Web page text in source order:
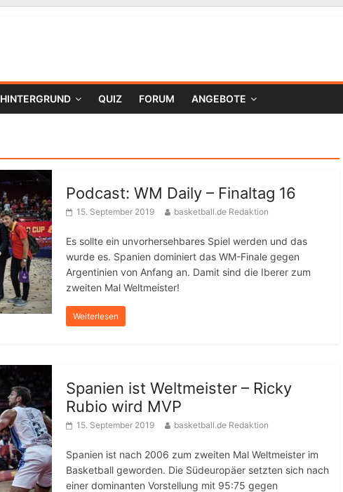
HINTERGRUND QUIZ FORUM ANGEBOTE
Podcast: WM Daily – Finaltag 16
15. September 2019 basketball.de Redaktion
Es sollte ein unvorhersehbares Spiel werden und das
wurde es. Spanien dominiert das WM-Finale gegen
Argentinien von Anfang an. Damit sind die Iberer zum
zweiten Mal Weltmeister!
Weiterlesen
Spanien ist Weltmeister – Ricky
Rubio wird MVP
15. September 2019 basketball.de Redaktion
Spanien ist nach 2006 zum zweiten Mal Weltmeister im
Basketball geworden. Die Südeuropäer setzten sich nach
einer dominanten Vorstellung mit 95:75 gegen